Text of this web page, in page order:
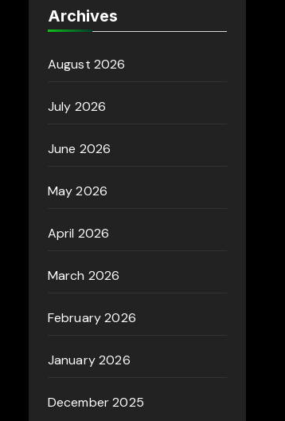
Archives
August 2026
July 2026
June 2026
May 2026
April 2026
March 2026
February 2026
January 2026
December 2025